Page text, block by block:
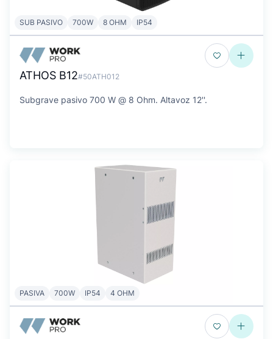
SUB PASIVO 700W 8 OHM IP54
ATHOS B12#50ATH012
Subgrave pasivo 700 W @ 8 Ohm. Altavoz 12''.
PASIVA 700W IP54 4 OHM